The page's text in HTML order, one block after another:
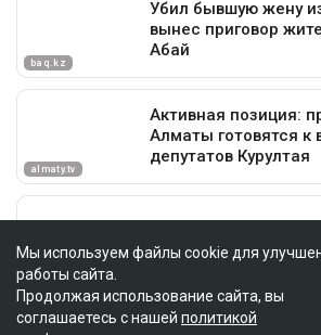
Мы используем файлы cookie для
работы сайта.
Продолжая использование сайта, вы
соглашаетесь с нашей политикой